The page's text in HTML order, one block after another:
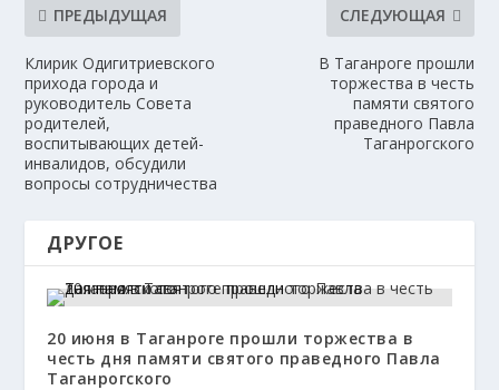
ПРЕДЫДУЩАЯ
Клирик Одигитриевского
прихода города и
руководитель Совета
родителей,
воспитывающих детей-
инвалидов, обсудили
вопросы сотрудничества
СЛЕДУЮЩАЯ
В Таганроге прошли
торжества в честь
памяти святого
праведного Павла
Таганрогского
ДРУГОЕ
20 июня в Таганроге прошли торжества в
честь дня памяти святого праведного Павла
Таганрогского